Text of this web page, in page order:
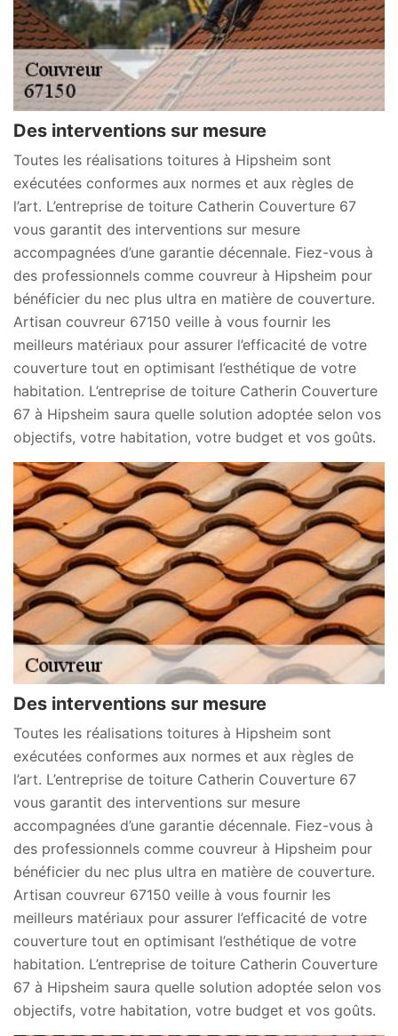
Des interventions sur mesure
Toutes les réalisations toitures à Hipsheim sont
exécutées conformes aux normes et aux règles de
l’art. L’entreprise de toiture Catherin Couverture 67
vous garantit des interventions sur mesure
accompagnées d’une garantie décennale. Fiez-vous à
des professionnels comme couvreur à Hipsheim pour
bénéficier du nec plus ultra en matière de couverture.
Artisan couvreur 67150 veille à vous fournir les
meilleurs matériaux pour assurer l’efficacité de votre
couverture tout en optimisant l’esthétique de votre
habitation. L’entreprise de toiture Catherin Couverture
67 à Hipsheim saura quelle solution adoptée selon vos
objectifs, votre habitation, votre budget et vos goûts.
Des interventions sur mesure
Toutes les réalisations toitures à Hipsheim sont
exécutées conformes aux normes et aux règles de
l’art. L’entreprise de toiture Catherin Couverture 67
vous garantit des interventions sur mesure
accompagnées d’une garantie décennale. Fiez-vous à
des professionnels comme couvreur à Hipsheim pour
bénéficier du nec plus ultra en matière de couverture.
Artisan couvreur 67150 veille à vous fournir les
meilleurs matériaux pour assurer l’efficacité de votre
couverture tout en optimisant l’esthétique de votre
habitation. L’entreprise de toiture Catherin Couverture
67 à Hipsheim saura quelle solution adoptée selon vos
objectifs, votre habitation, votre budget et vos goûts.